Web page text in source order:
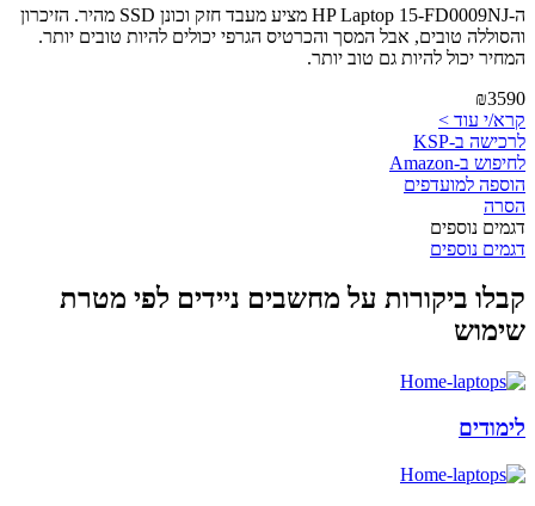
ה-HP Laptop 15-FD0009NJ מציע מעבד חזק וכונן SSD מהיר. הזיכרון
והסוללה טובים, אבל המסך והכרטיס הגרפי יכולים להיות טובים יותר.
המחיר יכול להיות גם טוב יותר.
₪3590
קרא/י עוד >
לרכישה ב-KSP
לחיפוש ב-Amazon
הוספה למועדפים
הסרה
דגמים נוספים
דגמים נוספים
קבלו ביקורות על מחשבים ניידים לפי מטרת
שימוש
לימודים